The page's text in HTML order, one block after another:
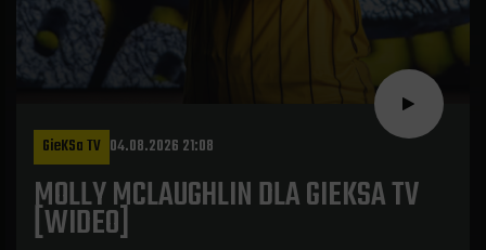
GieKSa TV 04.08.2026 21:08
MOLLY MCLAUGHLIN DLA GIEKSA TV
[WIDEO]